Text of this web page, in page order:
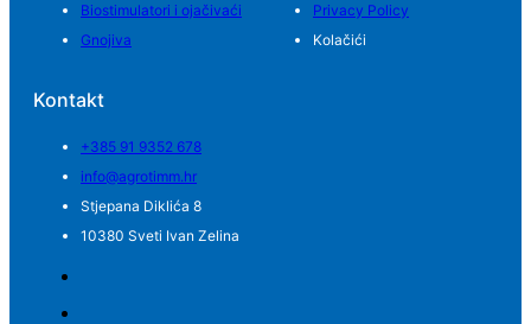
Biostimulatori i ojačivaći
Gnojiva
Privacy Policy
Kolačići
Kontakt
+385 91 9352 678
info@agrotimm.hr
Stjepana Diklića 8
10380 Sveti Ivan Zelina